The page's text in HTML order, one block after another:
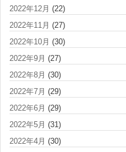
2022年12月 (22)
2022年11月 (27)
2022年10月 (30)
2022年9月 (27)
2022年8月 (30)
2022年7月 (29)
2022年6月 (29)
2022年5月 (31)
2022年4月 (30)